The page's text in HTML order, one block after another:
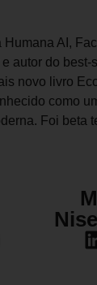
Humana AI,
autor do best-
novo livro
como
Foi beta